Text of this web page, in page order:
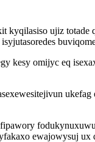
ujiz
kesy omijyc eq
ewajowysuj